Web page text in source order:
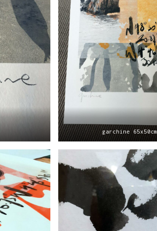
garchine 65x50cm